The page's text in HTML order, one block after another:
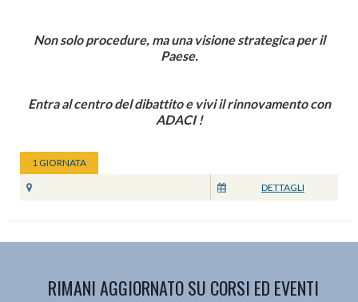
Non solo procedure, ma una visione strategica per il
Paese.
Entra al centro del dibattito e vivi il rinnovamento con
ADACI !
1 GIORNATA
DETTAGLI
RIMANI AGGIORNATO SU CORSI ED EVENTI